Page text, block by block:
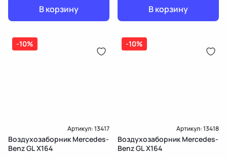
В корзину
В корзину
-10%
Артикул:13417
Воздухозаборник Mercedes-
Benz GL X164
-10%
Артикул:13418
Воздухозаборник Mercedes-
Benz GL X164